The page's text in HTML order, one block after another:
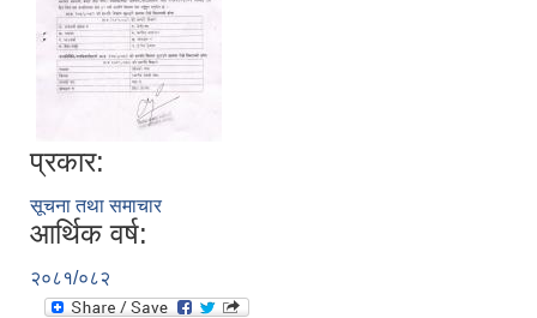
प्रकार:
सूचना तथा समाचार
आर्थिक वर्ष:
२०८१/०८२